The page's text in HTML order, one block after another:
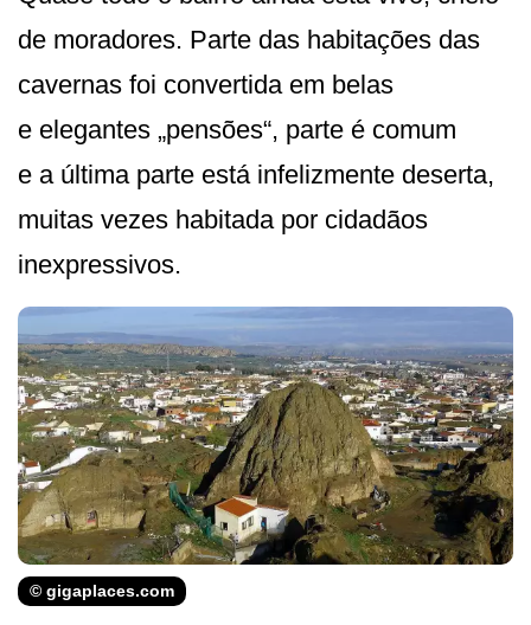
de moradores. Parte das habitações das
cavernas foi convertida em belas
e elegantes „pensões“, parte é comum
e a última parte está infelizmente deserta,
muitas vezes habitada por cidadãos
inexpressivos.
© gigaplaces.com